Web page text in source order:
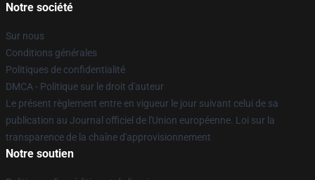
Notre société
Sur nous
Conditions générales
Politiques de confidentialité
DMCA - Politique sur le droit d'auteur
Le présent règlement entre en vigueur le jour suivant celui de sa
publication au Journal officiel de l'Union européenne. Loi sur la
transparence de la chaîne d'approvisionnement
Notre soutien